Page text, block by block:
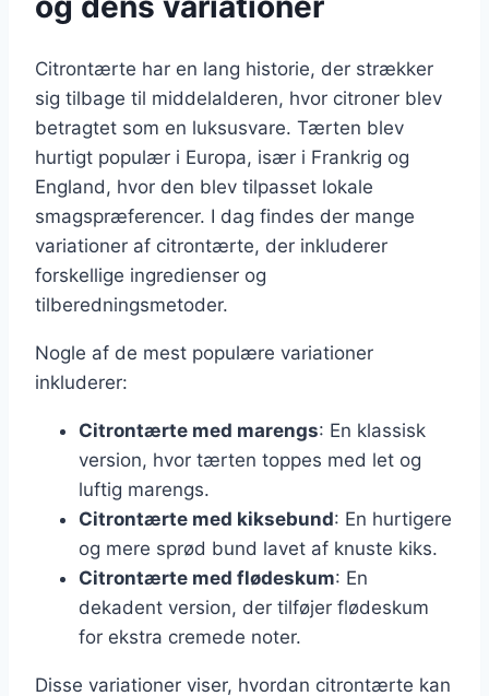
Citrontærte har en lang historie, der strækker
sig tilbage til middelalderen, hvor citroner blev
betragtet som en luksusvare. Tærten blev
hurtigt populær i Europa, især i Frankrig og
England, hvor den blev tilpasset lokale
smagspræferencer. I dag findes der mange
variationer af citrontærte, der inkluderer
forskellige ingredienser og
tilberedningsmetoder.
Nogle af de mest populære variationer
inkluderer:
Citrontærte med marengs: En klassisk
version, hvor tærten toppes med let og
luftig marengs.
Citrontærte med kiksebund: En hurtigere
og mere sprød bund lavet af knuste kiks.
Citrontærte med flødeskum: En
dekadent version, der tilføjer flødeskum
for ekstra cremede noter.
Disse variationer viser, hvordan citrontærte kan